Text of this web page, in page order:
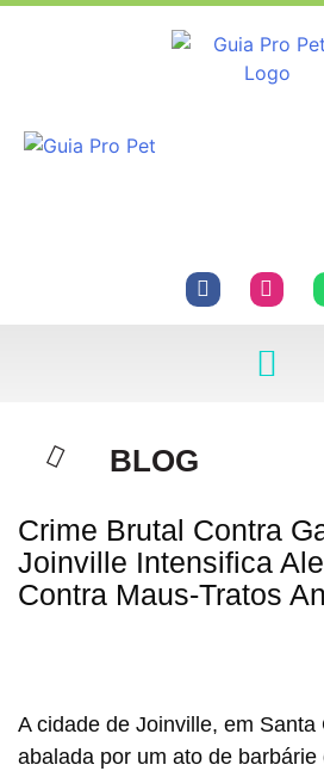
BLOG
Crime Brutal Contra
Joinville Intensifica
Contra Maus-Tratos
A cidade de Joinville, em Santa
abalada por um ato de barbárie